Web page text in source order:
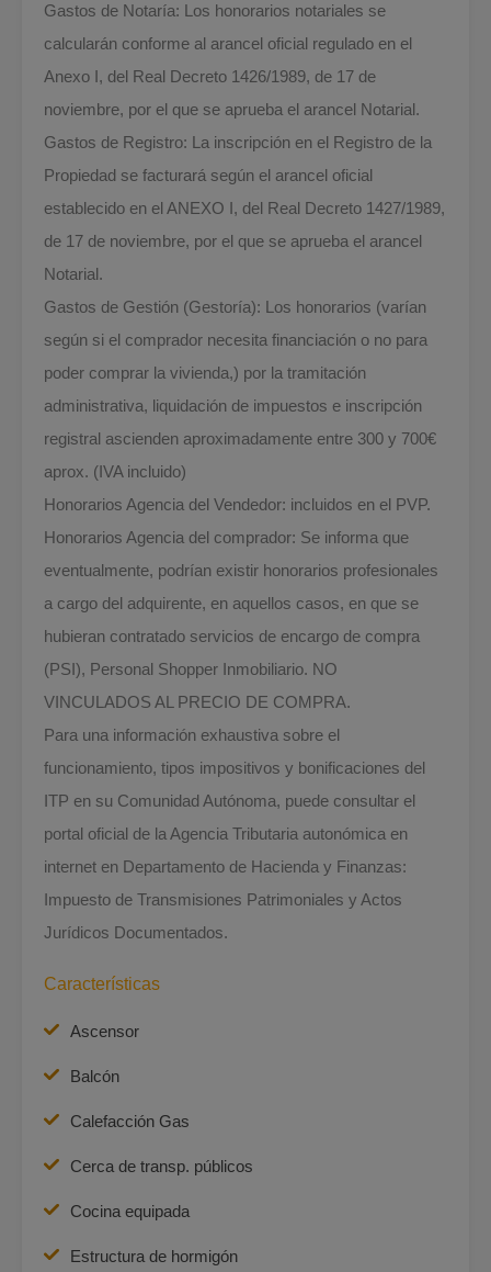
Gastos de Notaría: Los honorarios notariales se
calcularán conforme al arancel oficial regulado en el
Anexo I, del Real Decreto 1426/1989, de 17 de
noviembre, por el que se aprueba el arancel Notarial.
Gastos de Registro: La inscripción en el Registro de la
Propiedad se facturará según el arancel oficial
establecido en el ANEXO I, del Real Decreto 1427/1989,
de 17 de noviembre, por el que se aprueba el arancel
Notarial.
Gastos de Gestión (Gestoría): Los honorarios (varían
según si el comprador necesita financiación o no para
poder comprar la vivienda,) por la tramitación
administrativa, liquidación de impuestos e inscripción
registral ascienden aproximadamente entre 300 y 700€
aprox. (IVA incluido)
Honorarios Agencia del Vendedor: incluidos en el PVP.
Honorarios Agencia del comprador: Se informa que
eventualmente, podrían existir honorarios profesionales
a cargo del adquirente, en aquellos casos, en que se
hubieran contratado servicios de encargo de compra
(PSI), Personal Shopper Inmobiliario. NO
VINCULADOS AL PRECIO DE COMPRA.
Para una información exhaustiva sobre el
funcionamiento, tipos impositivos y bonificaciones del
ITP en su Comunidad Autónoma, puede consultar el
portal oficial de la Agencia Tributaria autonómica en
internet en Departamento de Hacienda y Finanzas:
Impuesto de Transmisiones Patrimoniales y Actos
Jurídicos Documentados.
Características
Ascensor
Balcón
Calefacción Gas
Cerca de transp. públicos
Cocina equipada
Estructura de hormigón